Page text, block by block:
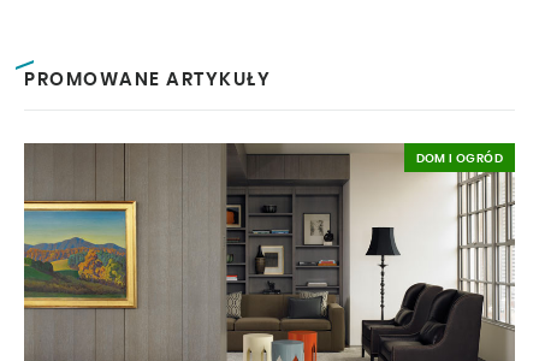
PROMOWANE ARTYKUŁY
DOM I OGRÓD